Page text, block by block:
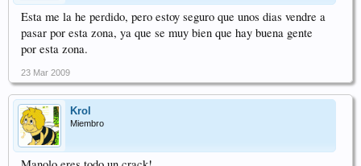
Esta me la he perdido, pero estoy seguro que unos dias vendre a
pasar por esta zona, ya que se muy bien que hay buena gente
por esta zona.
23 Mar 2009
Krol
Miembro